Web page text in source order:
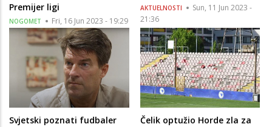
Premijer ligi
NOGOMET Fri, 16 Jun 2023 - 19:29
AKTUELNOSTI
Sun, 11 Jun 2023 -
21:36
Svjetski poznati fudbaler
Čelik optužio Horde zla za